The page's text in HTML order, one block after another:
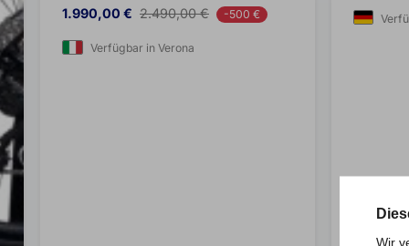
Wir
Preis
1.990,00 € Verkaufspreis
2.490,00 € -500 €
Verfügbar in Verona